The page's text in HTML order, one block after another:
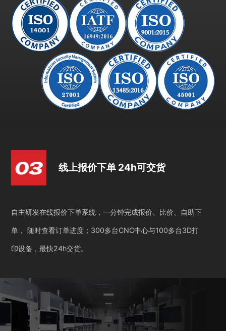
线上报价下单 24h可交货
自主研发在线报价下单系统，一分钟完成报价、比价、自助下
单， 随时查看订单进度；300多台CNC中心与100多台3D打
印设备，最快24h交货。